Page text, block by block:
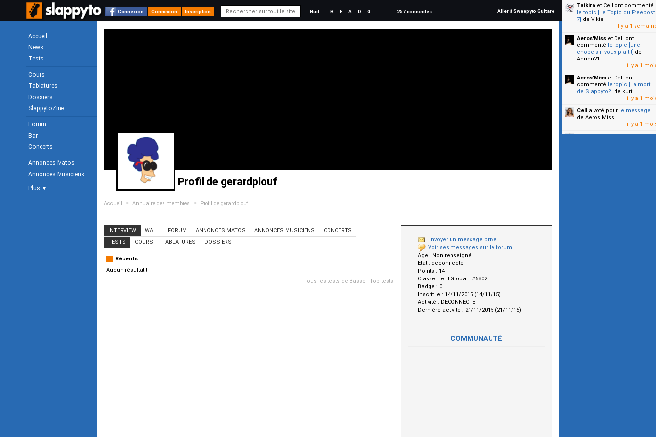
Connexion Connexion Inscription Nuit B E A D G 257 connectés Aller à Sweepyto Guitare
Accueil
News
Tests
Cours
Tablatures
Dossiers
SlappytoZine
Forum
Bar
Concerts
Annonces Matos
Annonces Musiciens
Plus ▼
Profil de gerardplouf
Accueil > Annuaire des membres > Profil de gerardplouf
Envoyer un message privé
Voir ses messages sur le forum
Age : Non renseigné
Etat : deconnecte
Points : 14
Classement Global : #6802
Badge : 0
Inscrit le : 14/11/2015 (14/11/15)
Activité : DECONNECTE
Dernière activité : 21/11/2015 (21/11/15)
COMMUNAUTÉ
INTERVIEW WALL FORUM ANNONCES MATOS ANNONCES MUSICIENS
CONCERTS
TESTS
COURS TABLATURES DOSSIERS
Récents
Aucun résultat !
Tous les tests de Basse | Top tests
Taikira et Cell ont commenté
le topic [Le Topic du Freepost
7] de Vikie
il y a 1
Aeros'Miss et Cell ont
commenté le topic [une
chope s'il vous plait !] de
Adrien21
il y a 1
Aeros'Miss et Cell ont
commenté le topic [La mort
de Slappyto?] de kurt
il y a 1
Cell a voté pour le message
de Aeros'Miss
il y a 1
Cella voté pourle message